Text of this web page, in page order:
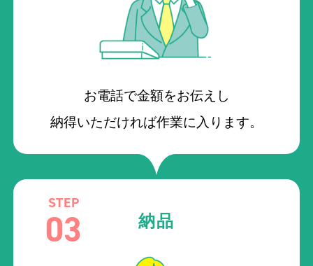
お電話で金額をお伝えし
納得いただければ作業に入ります。
STEP
03 納品